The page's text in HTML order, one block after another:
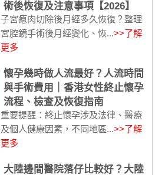
術後恢復及注意事項【2026】
子宮瘜肉切除後月經多久恢復？整理
宮腔鏡手術後月經變化、恢...>>了解
更多
懷孕幾時做人流最好？人流時間
與手術費用｜香港女性終止懷孕
流程、檢查及恢復指南
重要提醒：終止懷孕涉及法律、醫療
及個人健康因素，不同地區...>>了解
更多
大陸邊間醫院落仔比較好？大陸